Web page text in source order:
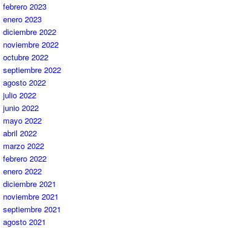
febrero 2023
enero 2023
diciembre 2022
noviembre 2022
octubre 2022
septiembre 2022
agosto 2022
julio 2022
junio 2022
mayo 2022
abril 2022
marzo 2022
febrero 2022
enero 2022
diciembre 2021
noviembre 2021
septiembre 2021
agosto 2021